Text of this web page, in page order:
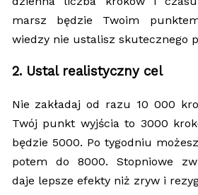
marsz będzie Twoim
wiedzy nie ustalisz skutecznego
2. Ustal realistyczny cel
Nie zakładaj od razu 10 000
Twój punkt wyjścia to 3000
będzie 5000. Po tygodniu
potem do 8000. Stopniowe
daje lepsze efekty niż zryw i